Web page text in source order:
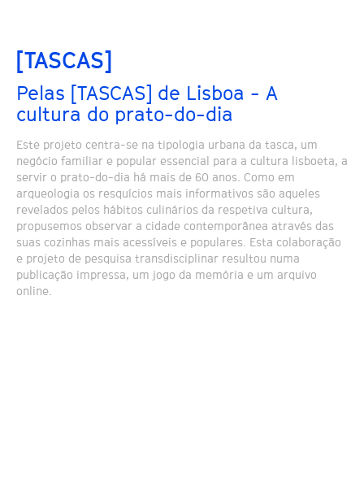
[TASCAS]
Pelas [TASCAS] de Lisboa - A
cultura do prato-do-dia
Este projeto centra-se na tipologia urbana da tasca, um
negócio familiar e popular essencial para a cultura lisboeta, a
servir o prato-do-dia há mais de 60 anos. Como em
arqueologia os resquícios mais informativos são aqueles
revelados pelos hábitos culinários da respetiva cultura,
propusemos observar a cidade contemporânea através das
suas cozinhas mais acessíveis e populares. Esta colaboração
e projeto de pesquisa transdisciplinar resultou numa
publicação impressa, um jogo da memória e um arquivo
online.